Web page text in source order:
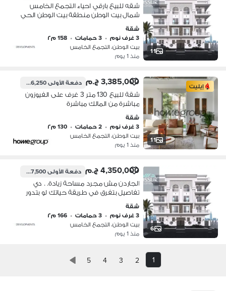
11
شقه للبيع بارقي احياء التجمع الخامس
شمال بيت الوطن منطقة بيت الوطن الحي
الثانثي بحري صريح وفيو جاردن خامس
بجاردن 50م
شقة
3 غرف نوم
• 3 حمامات • 158 م٢
بيت الوطن، التجمع الخامس
منذ 1 يوم
11
إيليت 3,385,000 ج.م دفعة الأولى846,250 ج.م
شقة للبيع 130 متر 3 غرف على الفيوزون
مباشرة من المالك مباشرة
شقة
3 غرف نوم
• 2 حمامات • 130 م٢
بيت الوطن، التجمع الخامس
منذ 1 يوم
6
4,350,000 ج.م دفعة الأولى1,087,500 ج.م
الجاردن مش مجرد مساحة زيادة. . دي
تفاصيل بتفرق في طريقة حياتك لو بتدور
على وحدة تجمع بين الراحة، الخصوصية،
والمساحة الخارجية، فالأرضي ده في بيت
الوطن
شقة
3 غرف نوم
• 3 حمامات • 166 م٢
بيت الوطن، التجمع الخامس
منذ 1 يوم
1
2
3
4
5